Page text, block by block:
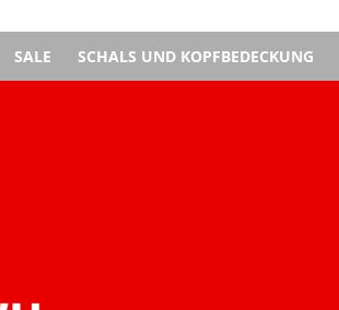
SALE SCHALS UND KOPFBEDECKUNG